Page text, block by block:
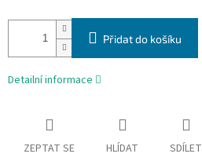
cena:
Přidat do košíku
Detailní informace
ZEPTAT SE HLÍDAT SDÍLET